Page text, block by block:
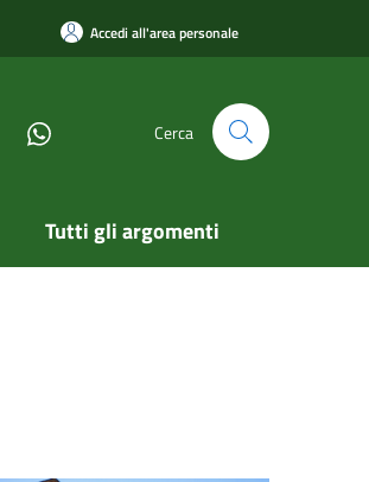
Accedi all'area personale
Cerca
Tutti gli argomenti